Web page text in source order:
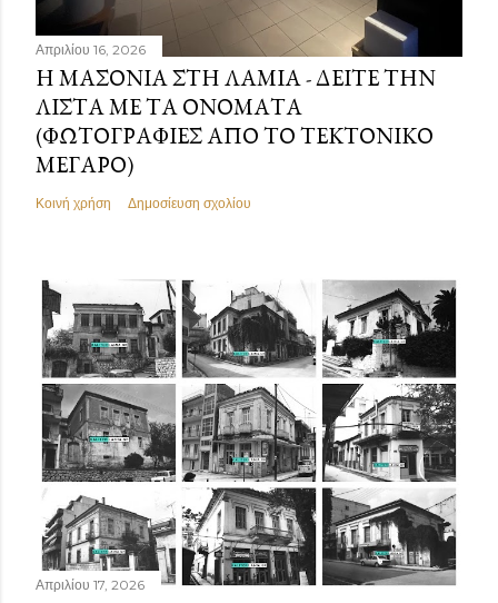
Απριλίου 16, 2026
Η ΜΑΣΟΝΊΑ ΣΤΗ ΛΑΜΊΑ - ΔΕΊΤΕ ΤΗΝ
ΛΊΣΤΑ ΜΕ ΤΑ ΟΝΌΜΑΤΑ
(ΦΩΤΟΓΡΑΦΊΕΣ ΑΠΌ ΤΟ ΤΕΚΤΟΝΙΚΌ
ΜΈΓΑΡΟ)
Κοινή χρήση Δημοσίευση σχολίου
Απριλίου 17, 2026